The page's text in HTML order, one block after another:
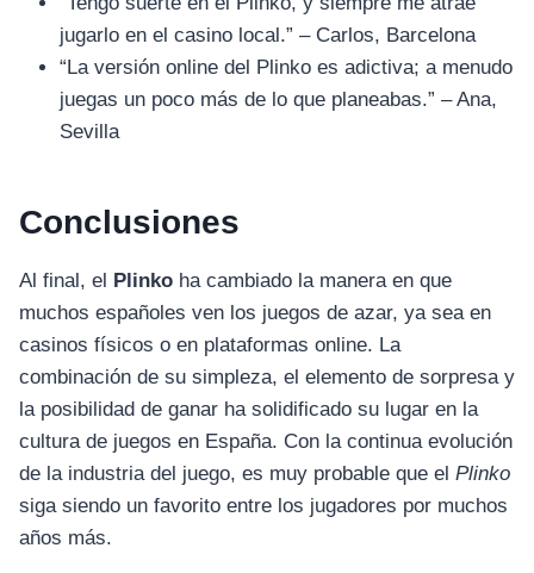
อุปกรณ์เพื่อความบันเทิง
jugarlo en el casino local.” – Carlos, Barcelona
“La versión online del Plinko es adictiva; a menudo
juegas un poco más de lo que planeabas.” – Ana,
Sevilla
Conclusiones
Al final, el Plinko ha cambiado la manera en que
muchos españoles ven los juegos de azar, ya sea en
casinos físicos o en plataformas online. La
combinación de su simpleza, el elemento de sorpresa y
la posibilidad de ganar ha solidificado su lugar en la
cultura de juegos en España. Con la continua evolución
de la industria del juego, es muy probable que el Plinko
siga siendo un favorito entre los jugadores por muchos
años más.